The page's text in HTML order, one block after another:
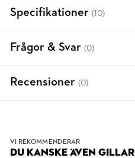
Specifikationer (10)
Frågor & Svar (0)
Recensioner (0)
VI REKOMMENDERAR
DU KANSKE ÄVEN GILLAR